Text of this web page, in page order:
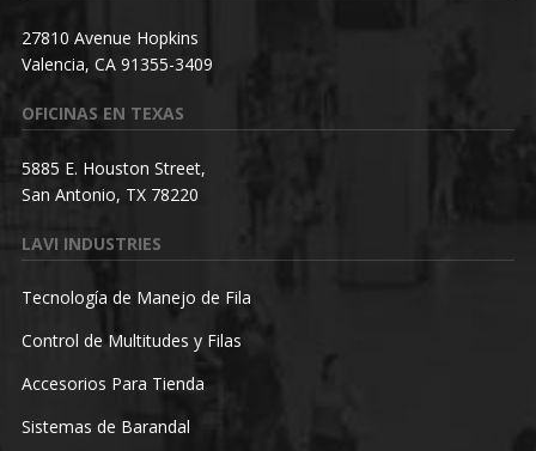
27810 Avenue Hopkins
Valencia, CA 91355-3409
OFICINAS EN TEXAS
5885 E. Houston Street,
San Antonio, TX 78220
LAVI INDUSTRIES
Tecnología de Manejo de Fila
Control de Multitudes y Filas
Accesorios Para Tienda
Sistemas de Barandal